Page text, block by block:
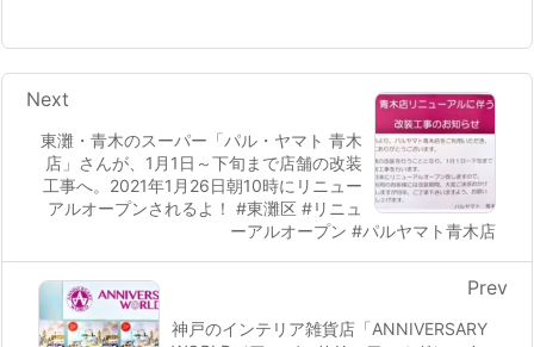
東灘・青木のスーパー「パル・ヤマト 青木
店」さんが、1月1日～下旬まで店舗の改装
工事へ。2021年1月26日朝10時にリニュー
アルオープンされるよ！ #東灘区 #リニュ
ーアルオープン #パルヤマト青木店
Next
神戸のインテリア雑貨店「ANNIVERSARY
Prev